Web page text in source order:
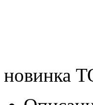
новинка